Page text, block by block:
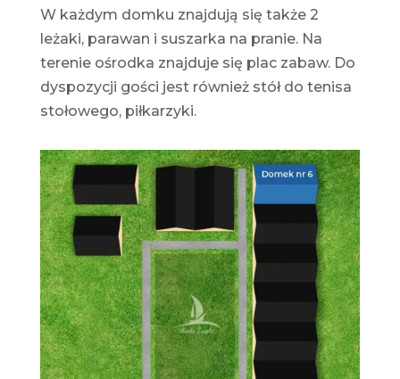
W każdym domku znajdują się także 2
leżaki, parawan i suszarka na pranie. Na
terenie ośrodka znajduje się plac zabaw. Do
dyspozycji gości jest również stół do tenisa
stołowego, piłkarzyki.